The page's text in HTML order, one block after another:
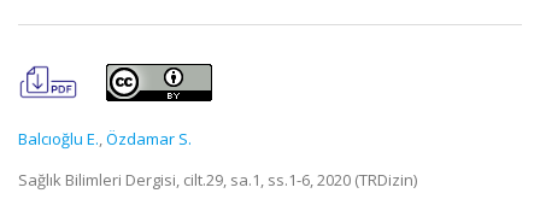
Balcıoğlu E.,Özdamar S.
Sağlık Bilimleri Dergisi, cilt.29, sa.1, ss.1-6, 2020 (TRDizin)